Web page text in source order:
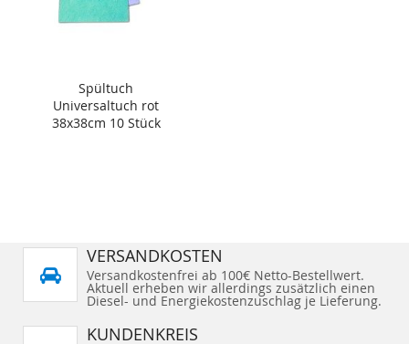
Spültuch
Universaltuch rot
38x38cm 10 Stück
VERSANDKOSTEN
Versandkostenfrei ab 100€ Netto-Bestellwert.
Aktuell erheben wir allerdings zusätzlich einen
Diesel- und Energiekostenzuschlag je Lieferung.
KUNDENKREIS